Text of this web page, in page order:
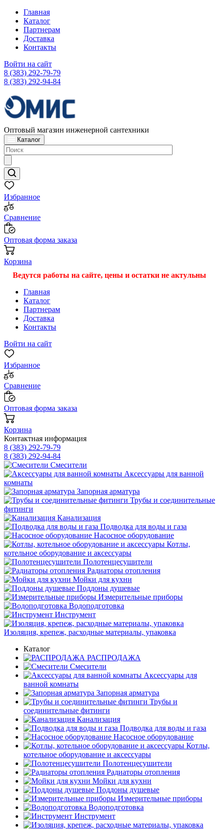
Главная
Каталог
Партнерам
Доставка
Контакты
Войти на сайт
8 (383) 292-79-79
8 (383) 292-94-84
Оптовый магазин инженерной сантехники
Каталог
Избранное
Сравнение
Оптовая форма заказа
Корзина
Ведутся работы на сайте, цены и остатки не актульны
Главная
Каталог
Партнерам
Доставка
Контакты
Войти на сайт
Избранное
Сравнение
Оптовая форма заказа
Корзина
Контактная информация
8 (383) 292-79-79
8 (383) 292-94-84
Смесители
Аксессуары для ванной
комнаты
Запорная арматура
Трубы и соединительные
фитинги
Канализация
Подводка для воды и газа
Насосное оборудование
Котлы,
котельное оборудование и аксессуары
Полотенцесушители
Радиаторы отопления
Мойки для кухни
Поддоны душевые
Измерительные приборы
Водоподготовка
Инструмент
Изоляция, крепеж, расходные материалы, упаковка
Каталог
РАСПРОДАЖА
Смесители
Аксессуары для
ванной комнаты
Запорная арматура
Трубы и
соединительные фитинги
Канализация
Подводка для воды и газа
Насосное оборудование
Котлы,
котельное оборудование и аксессуары
Полотенцесушители
Радиаторы отопления
Мойки для кухни
Поддоны душевые
Измерительные приборы
Водоподготовка
Инструмент